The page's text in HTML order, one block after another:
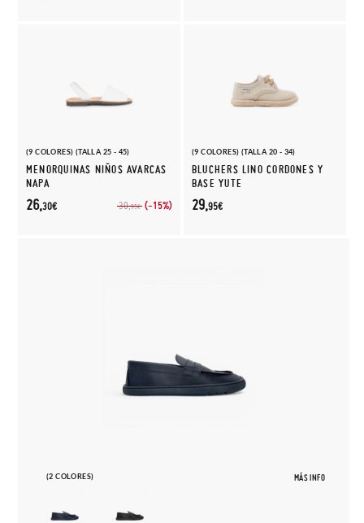
(9 COLORES) (TALLA 25 - 45)
MENORQUINAS NIÑOS AVARCAS
NAPA
30,95€ (-15%)
26,30€
(9 COLORES) (TALLA 20 - 34)
BLUCHERS LINO CORDONES Y
BASE YUTE
29,95€
(2 COLORES) MÁS INFO